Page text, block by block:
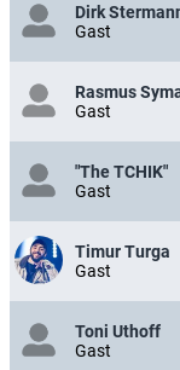
Dirk
Gast
Rasmus
Gast
"The TCHIK"
Gast
Timur Turga
Gast
Toni Uthoff
Gast